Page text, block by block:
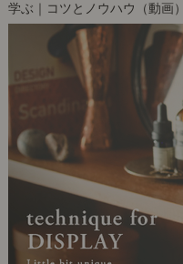
学ぶ｜コツとノウハウ（動画）